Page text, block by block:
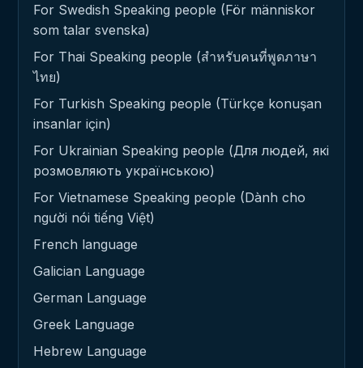
For Swedish Speaking people (För människor
som talar svenska)
For Thai Speaking people (สำหรับคนที่พูดภาษา
ไทย)
For Turkish Speaking people (Türkçe konuşan
insanlar için)
For Ukrainian Speaking people (Для людей, які
розмовляють українською)
For Vietnamese Speaking people (Dành cho
người nói tiếng Việt)
French language
Galician Language
German Language
Greek Language
Hebrew Language